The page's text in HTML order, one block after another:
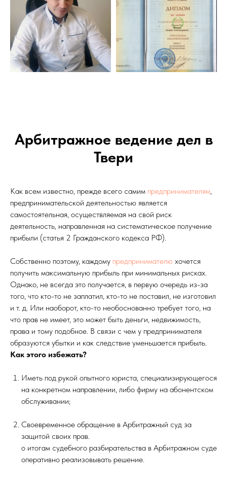
Арбитражное ведение дел в
Твери
Как всем известно, прежде всего самим предпринимателям
предпринимательской деятельностью является
самостоятельная, осуществляемая на свой риск
деятельность, направленная на систематическое получение
прибыли (статья 2 Гражданского кодекса РФ).
Собственно поэтому, каждому предпринимателю хочется
получить максимальную прибыль при минимальных рисках.
Однако, не всегда это получается, в первую очередь из-за
того, что кто-то не заплатил, кто-то не поставил, не изготовил
и т. д. Или наоборот, кто-то необоснованно требует того, на
что прав не имеет, это может быть деньги, недвижимость,
права и тому подобное. В связи с чем у предпринимателя
образуются убытки и как следствие уменьшается прибыль.
Как этого избежать?
Иметь под рукой опытного юриста, специализирующегося
на конкретном направлении, либо фирму на абонентском
обслуживании;
Своевременное обращение в Арбитражный суд за
защитой своих прав.
о итогам судебного разбирательства в Арбитражном суде
оперативно реализовывать решение.